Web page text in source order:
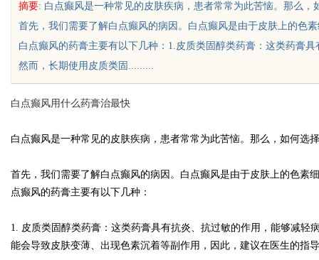
sc
uz
摘要: 白点癫风是一种常见的皮肤疾病，患者常常为此苦恼。那么
首先，我们需要了解白点癫风的病因。白点癫风是由于皮肤上的色
白点癫风的药膏主要有以下几种：1.皮质类固醇类药膏：这类药膏
然而，长期使用皮质类固.........
白点癫风用什么药膏治最快
白点癫风是一种常见的皮肤疾病，患者常常为此苦恼。那么，如何选
首先，我们需要了解白点癫风的病因。白点癫风是由于皮肤上的色素
点癫风的药膏主要有以下几种：
1. 皮质类固醇类药膏：这类药膏具有抗炎、抗过敏的作用，能够减
能会导致皮肤变薄、出现色素沉着等副作用，因此，建议在医生的指
医疗中心